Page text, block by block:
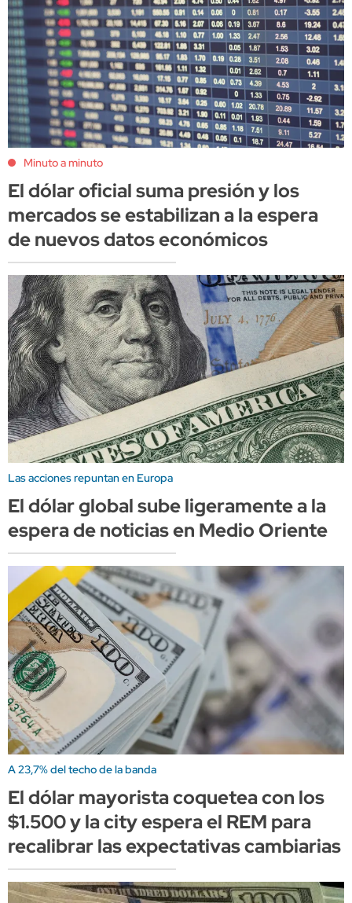
Minuto a minuto
El dólar oficial suma presión y los
mercados se estabilizan a la espera
de nuevos datos económicos
Las acciones repuntan en Europa
El dólar global sube ligeramente a la
espera de noticias en Medio Oriente
A 23,7% del techo de la banda
El dólar mayorista coquetea con los
$1.500 y la city espera el REM para
recalibrar las expectativas cambiarias